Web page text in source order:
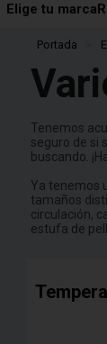
Elige tu marca
Portada
Tenemos
seguro de si
buscando.
Ya tenemos
tamaños
circulación,
estufa de